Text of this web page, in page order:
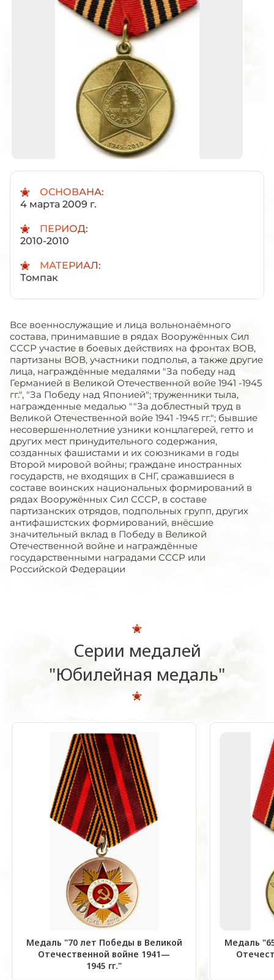
ОСНОВАНА:
4 марта 2009 г.
ПЕРИОД:
2010-2010
МАТЕРИАЛ:
Томпак
Все военнослужащие и лица вольнонаёмного
состава, принимавшие в рядах Вооружённых Сил
СССР участие в боевых действиях на фронтах ВОВ,
партизаны ВОВ, участники подполья, а также другие
лица, награждённые медалями "За победу над
Германией в Великой Отечественной войе 1941 -1945
гг.", "За Победу над Японией"; труженники тыла,
награжденные медалью ""За доблестный труд в
Великой Отечественной войе 1941 -1945 гг."; бывшие
несовершеннолетние узники концлагерей, гетто и
других мест принудительного содержания,
созданных фашистами и их союзниками в годы
Второй мировой войны; граждане иностранных
государств, не входящих в СНГ, сражавшиеся в
составе воинских национальных формирований в
рядах Вооружённых Сил СССР, в составе
партизанских отрядов, подпольных групп, других
антифашистских формирований, внёсшие
значительный вклад в Победу в Великой
Отечественной войне и награждённые
государственными наградами СССР или
Российской Федерации
Серии медалей
"Юбилейная медаль"
Медаль "70 лет Победы в Великой
Отечественной войне 1941—
1945 гг."
Медаль